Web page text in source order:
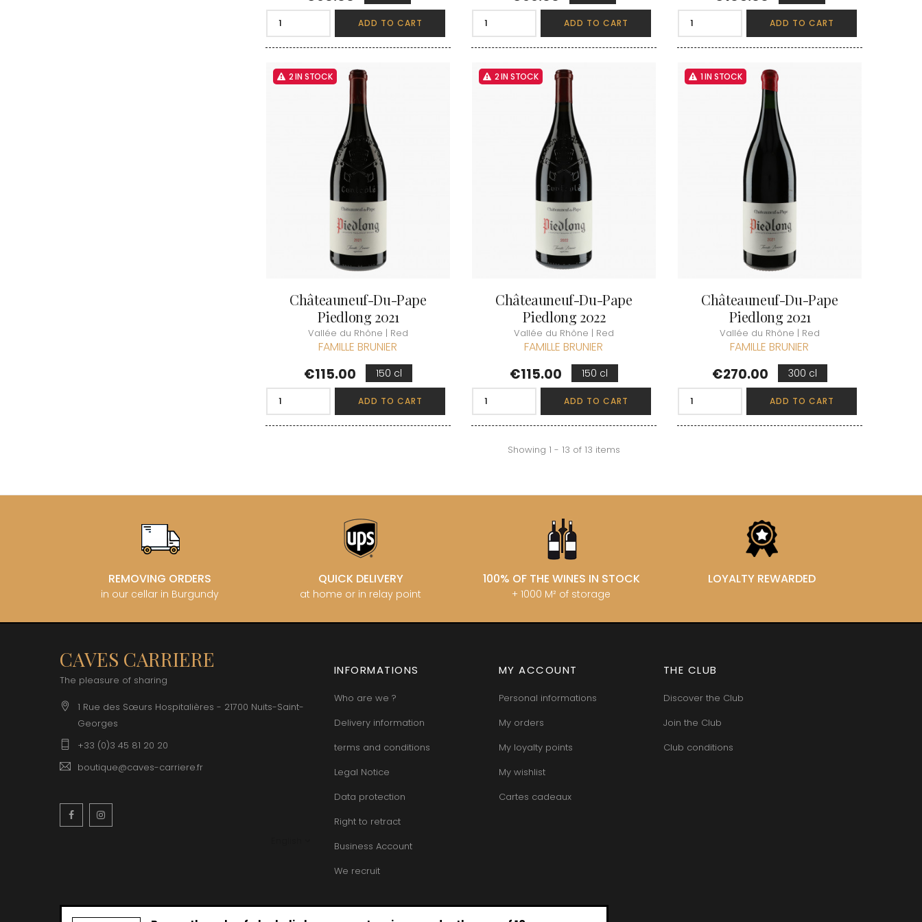
ADD TO CART ADD TO CART ADD TO CART
2 IN STOCK
Châteauneuf-Du-Pape
Piedlong 2021
Vallée du Rhône | Red
FAMILLE BRUNIER
Price
€115.00 150 cl
ADD TO CART
2 IN STOCK
Châteauneuf-Du-Pape
Piedlong 2022
Vallée du Rhône | Red
FAMILLE BRUNIER
Price
€115.00 150 cl
ADD TO CART
1 IN STOCK
Châteauneuf-Du-Pape
Piedlong 2021
Vallée du Rhône | Red
FAMILLE BRUNIER
Price
€270.00 300 cl
ADD TO CART
Showing 1 - 13 of 13 items
REMOVING ORDERS
in our cellar in Burgundy
QUICK DELIVERY
at home or in relay point
100% OF THE WINES IN STOCK
+ 1000 M² of storage
LOYALTY REWARDED
CAVES CARRIERE
The pleasure of sharing
1 Rue des Sœurs Hospitalières - 21700 Nuits-Saint-
Georges
+33 (0)3 45 81 20 20
boutique@caves-carriere.fr
Facebook
INFORMATIONS
Who are we ?
Delivery information
terms and conditions
Legal Notice
Data protection
Right to retract
Business Account
We recruit
MY ACCOUNT
Personal informations
My orders
My loyalty points
My wishlist
Cartes cadeaux
THE CLUB
Discover the Club
Join the Club
Club conditions